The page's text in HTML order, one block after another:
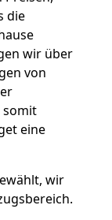
die
wir über
von
somit
eine
wir